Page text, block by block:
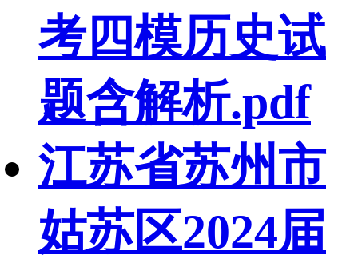
考四模历史试
题含解析.pdf
江苏省苏州市
姑苏区2024届